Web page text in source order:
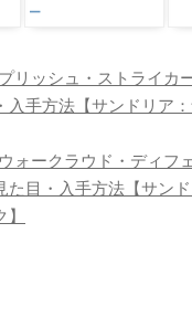
ー
プリッシュ・ストライカ
入手方法【サンドリア
ウォークラウド・ディフ
た目・入手方法【サン